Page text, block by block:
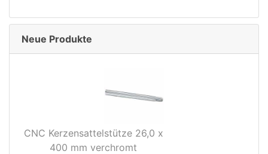
Neue Produkte
CNC Kerzensattelstütze 26,0 x
400 mm verchromt